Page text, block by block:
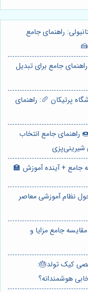
راهنمای جامع
جامع برای تبدیل
پرتیکان 🥖: راهنمای
راهنمای جامع انتخاب
شیرینی‌پزی
جامع + آینده آموزش 🏫
نظام آموزشی معاصر
جامع مزایا و
کیک تولد🎂:
هوشمندانه؟